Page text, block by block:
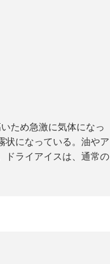
ため急激に気体になっ
状になっている。油やア
ドライアイスは、通常の